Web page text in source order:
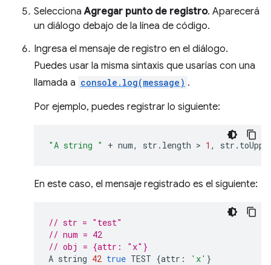
SeleccionaAgregar punto de registro. Aparecerá
un diálogo debajo de la línea de código.
Ingresa el mensaje de registro en el diálogo.
Puedes usar la misma sintaxis que usarías con una
llamada a console.log(message) .
Por ejemplo, puedes registrar lo siguiente:
"A string " + num, str . length > 1 , str .
En este caso, el mensaje registrado es el siguiente:
// str = "test"
// num = 42
// obj = {attr: "x"}
A string 42 true TEST {attr : 'x' }